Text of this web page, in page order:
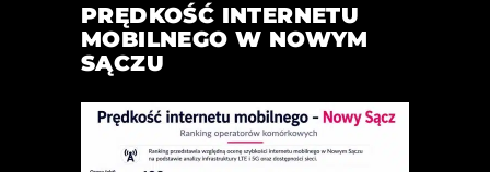
PRĘDKOŚĆ INTERNETU
MOBILNEGO W NOWYM
SĄCZU